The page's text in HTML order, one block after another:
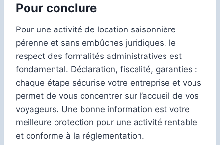
Pour conclure
Pour une activité de location saisonnière
pérenne et sans embûches juridiques, le
respect des formalités administratives est
fondamental. Déclaration, fiscalité, garanties :
chaque étape sécurise votre entreprise et vous
permet de vous concentrer sur l’accueil de vos
voyageurs. Une bonne information est votre
meilleure protection pour une activité rentable
et conforme à la réglementation.